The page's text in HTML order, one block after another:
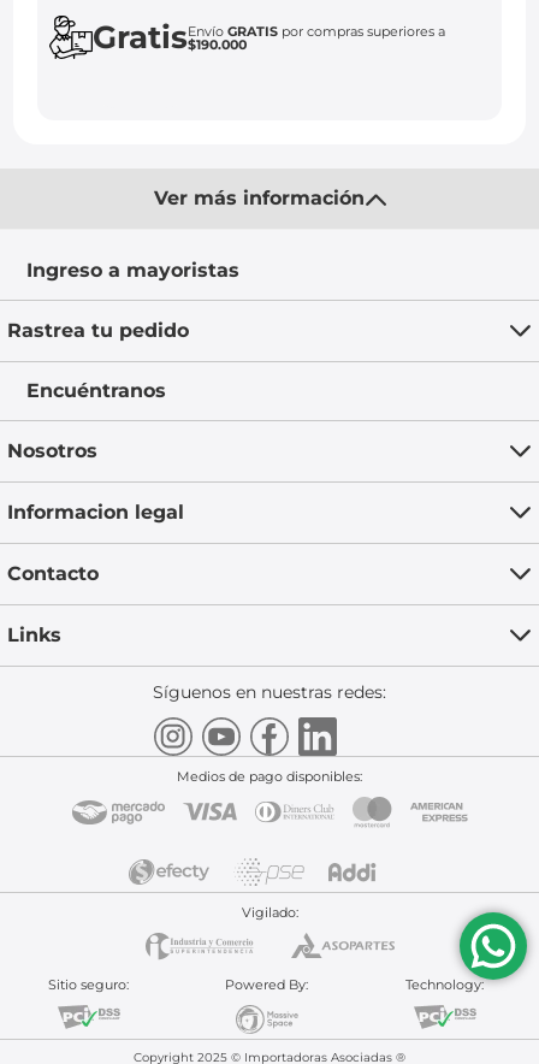
GratisEnvíoGRATIS por compras superiores a
$190.000
Ver más información
Ingreso a mayoristas
Rastrea tu pedido
Encuéntranos
Nosotros
Informacion legal
Contacto
Links
Síguenos en nuestras redes:
Medios de pago disponibles:
Vigilado:
Sitio seguro: Powered By: Technology:
Copyright 2025 © Importadoras Asociadas ®